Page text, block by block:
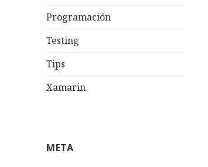
Programación
Testing
Tips
Xamarin
META